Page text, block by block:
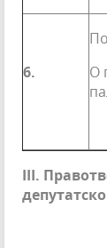
6. О
III.